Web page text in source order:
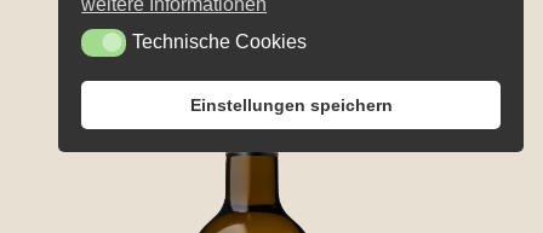
Rot­wei­ne
Weiß­wei­ne
öffnen
Weiß­herbst-, Rosé- und Schillerweine
öffnen
Die fruch­ti­gen Vier
weitere Informationen
Technische Cookies
Technische Cookies
Einstellungen speichern